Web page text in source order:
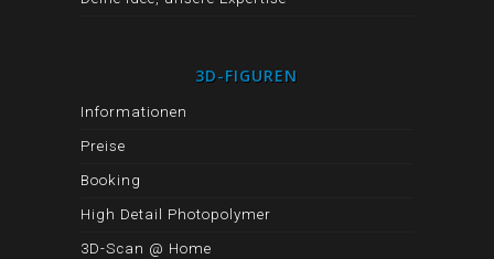
3D-FIGUREN
Informationen
Preise
Booking
High Detail Photopolymer
3D-Scan @ Home